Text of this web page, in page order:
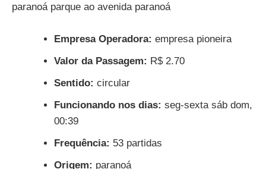
paranoá parque ao avenida paranoá
Empresa Operadora: empresa pioneira
Valor da Passagem: R$ 2.70
Sentido: circular
Funcionando nos dias: seg-sexta sáb dom,
00:39
Frequência: 53 partidas
Origem: paranoá